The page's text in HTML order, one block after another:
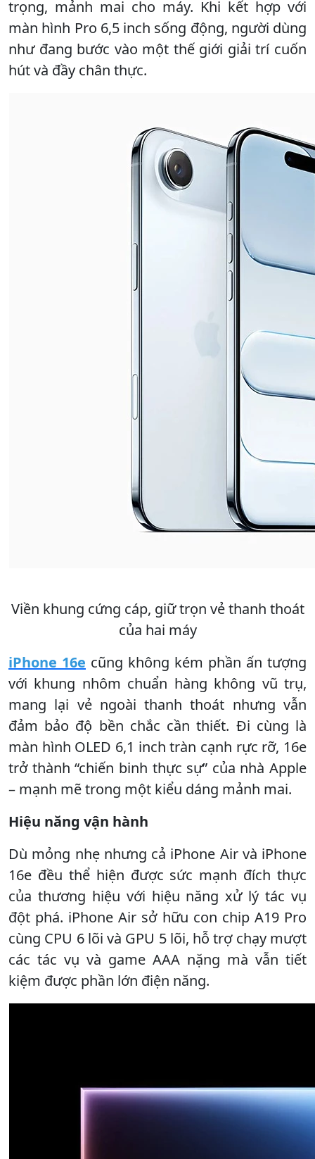
trọng, mảnh mai cho máy. Khi kết hợp với
màn hình Pro 6,5 inch sống động, người dùng
như đang bước vào một thế giới giải trí cuốn
hút và đầy chân thực.
Viền khung cứng cáp, giữ trọn vẻ thanh thoát
của hai máy
iPhone 16e cũng không kém phần ấn tượng
với khung nhôm chuẩn hàng không vũ trụ,
mang lại vẻ ngoài thanh thoát nhưng vẫn
đảm bảo độ bền chắc cần thiết. Đi cùng là
màn hình OLED 6,1 inch tràn cạnh rực rỡ, 16e
trở thành “chiến binh thực sự” của nhà Apple
– mạnh mẽ trong một kiểu dáng mảnh mai.
Hiệu năng vận hành
Dù mỏng nhẹ nhưng cả iPhone Air và iPhone
16e đều thể hiện được sức mạnh đích thực
của thương hiệu với hiệu năng xử lý tác vụ
đột phá. iPhone Air sở hữu con chip A19 Pro
cùng CPU 6 lõi và GPU 5 lõi, hỗ trợ chạy mượt
các tác vụ và game AAA nặng mà vẫn tiết
kiệm được phần lớn điện năng.